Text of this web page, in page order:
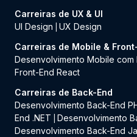
Carreiras de UX & UI
UI Design
UX Design
Carreiras de Mobile &
Desenvolvimento Mobile com
Front-End React
Carreiras de Back-End
Desenvolvimento Back-End
End .NET
Desenvolvimento
Desenvolvimento Back-End